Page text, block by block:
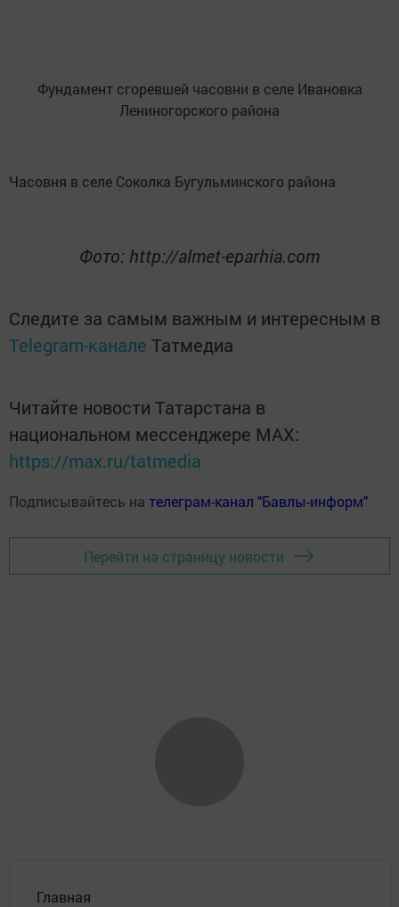
Фундамент сгоревшей часовни в селе Ивановка
Лениногорского района
Часовня в селе Соколка Бугульминского района
Фото: http://almet-eparhia.com
Следите за самым важным и интересным в
Telegram-канале Татмедиа
Читайте новости Татарстана в
национальном мессенджере MАХ:
https://max.ru/tatmedia
Подписывайтесь на телеграм-канал "Бавлы-информ"
Перейти на страницу новости
Главная